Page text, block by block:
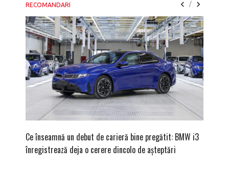
RECOMANDARI /
Ce înseamnă un debut de carieră bine pregătit: BMW i3
înregistrează deja o cerere dincolo de așteptări